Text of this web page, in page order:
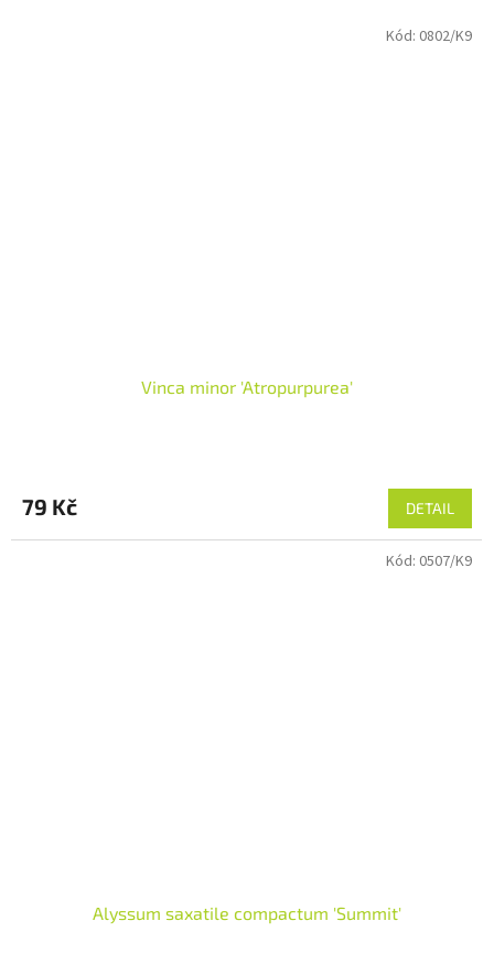
Vinca minor 'Atropurpurea'
79 Kč DETAIL
Kód: 0802/K9
Alyssum saxatile compactum 'Summit'
Kód: 0507/K9